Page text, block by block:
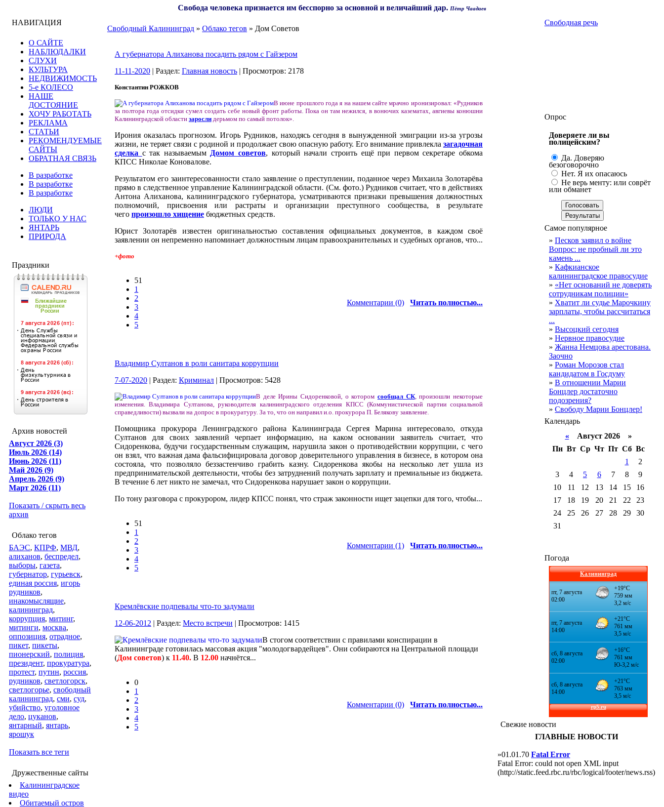
Свобода человека признается им бесспорно за основной и величайший дар. Пётр Чаадаев
НАВИГАЦИЯ
О САЙТЕ
НАБЛЮДАЛКИ
СЛУХИ
КУЛЬТУРА
НЕДВИЖИМОСТЬ
5-е КОЛЕСО
НАШЕ
ДОСТОЯНИЕ
ХОЧУ РАБОТАТЬ
РЕКЛАМА
СТАТЬИ
РЕКОМЕНДУЕМЫЕ
САЙТЫ
ОБРАТНАЯ СВЯЗЬ
В разработке
В разработке
В разработке
ЛЮДИ
ТОЛЬКО У НАС
ЯНТАРЬ
ПРИРОДА
Праздники
Архив новостей
Август 2026 (3)
Июль 2026 (14)
Июнь 2026 (11)
Май 2026 (9)
Апрель 2026 (9)
Март 2026 (11)
Показать / скрыть весь
архив
Облако тегов
БАЭС, КПРФ, МВД,
алиханов, беспредел,
выборы, газета,
губернатор, гурьевск,
единая россия, игорь
рудников,
инакомыслящие,
калининград,
коррупция, митинг,
митинги, москва,
оппозиция, отрадное,
пикет, пикеты,
пионерский, полиция,
президент, прокуратура,
протест, путин, россия,
рудников, светлогорск,
светлогорье, свободный
калининград, сми, суд,
убийство, уголовное
дело, цуканов,
янтарный, янтарь,
ярошук
Показать все теги
Дружественные сайты
Калининградское
видео
Обитаемый остров
Свободный Калининград » Облако тегов » Дом Советов
А губернатора Алиханова посадить рядом с Гайзером
11-11-2020 | Раздел: Главная новость | Просмотров: 2178
Константин РОЖКОВ
В июне прошлого года я на нашем сайте мрачно иронизировал: «Рудников
за полтора года отсидки сумел создать себе новый фронт работы. Пока он там нежился, в вонючих казематах, авгиевы конюшни
Калининградской области заросли дерьмом по самый потолок».
Ирония оказалась прогнозом. Игорь Рудников, находясь сегодня в вынужденной эмиграции из-за угрозы
жизни, не теряет связи с родиной и продолжает свою опасную работу. Его внимание привлекла загадочная
сделка с так называемым Домом советов, который начали строить ещё при первом секретаре обкома
КПСС Николае Коновалове.
Результатом его заинтересованности стало заявление о преступлении, поданное через Михаила Золотарёва
прямо в следственное управление Калининградской области. (См. фото.) Рудников считает, что в действиях
Антона Алиханова, калининградского губернатора, усматриваются признаки превышения должностных
полномочий, присвоения или растраты и организации преступного сообщества, в результате
чего произошло хищение бюджетных средств.
Юрист Золотарёв известен оригинальностью составления официальных документов, в каждом своё
заявлении он непременно напоминает должностным лицам правоохранительных и судебных органов, что...
+фото
51
1
2
3
4
5
Комментарии (0) Читать полностью...
Владимир Султанов в роли санитара коррупции
7-07-2020 | Раздел: Криминал | Просмотров: 5428
В деле Ирины Сидоренковой, о котором сообщал СК, произошли некоторые
изменения. Владимира Султанова, руководителя калининградского отделения КПСС (Коммунистической партии социальной
справедливости) вызвали на допрос в прокуратуру. За то, что он направил и.о. прокурора П. Белякову заявление.
Помощника прокурора Ленинградского района Калининграда Сергея Марина интересовало, откуда
Султанов для своих заявлений черпает информацию, на каком основании заявитель считает, что
Сидоренкова, будучи государственным служащим, нарушила закон о противодействии коррупции, с чего
он взял, что важная дама фальсифицировала договор доверительного управления в бизнесе, в котором она
состояла, что позволяло беззастенчиво грабить казну. Сидоренкова якобы на несколько лет ушла из
предпринимательской деятельности, чтобы без затруднений получать зарплату и премиальные из бюджета.
В течение 6 лет никто не замечал, что Сидоренкова нарушает закон о коррупции.
По тону разговора с прокурором, лидер КПСС понял, что страж законности ищет зацепки для того, чтобы...
51
1
2
3
4
5
Комментарии (1) Читать полностью...
Кремлёвские подпевалы что-то задумали
12-06-2012 | Раздел: Место встречи | Просмотров: 1415
В стогом соответствии с правилами конспирации в
Калининграде готовилась массовая акция "молодогвардейцев". Они собираются на Центральной площади
(Дом советов) к 11.40. В 12.00 начнётся...
0
1
2
3
4
5
Комментарии (0) Читать полностью...
Свободная речь
Опрос
Доверяете ли вы
полицейским?
Да. Доверяю
безоговорочно
Нет. Я их опасаюсь
Не верь менту: или соврёт
или обманет
Самое популярное
» Песков заявил о войне
Вопрос: не пробный ли это
камень ...
» Кафкианское
калининградское правосудие
» «Нет оснований не доверять
сотрудникам полиции»
» Хватит ли судье Марочкину
зарплаты, чтобы рассчитаться
...
» Высоцкий сегодня
» Нервное правосудие
» Жанна Немцова арестована.
Заочно
» Роман Морозов стал
кандидатом в Госдуму
» В отношении Марии
Бонцлер достаточно
подозрения?
» Свободу Марии Бонцлер!
Календарь
«Август 2026 »
Пн Вт Ср Чт Пт Сб Вс
1
2
3
4 5 6 7 8
9
10
11 12 13 14 15
16
17
18 19 20 21 22
23
24
25 26 27 28 29
30
31
Погода
Калининград
Свежие новости
ГЛАВНЫЕ НОВОСТИ
»01.01.70 Fatal Error
Fatal Error: could not open XML input
(http://static.feed.rbc.ru/rbc/logical/footer/news.rss)